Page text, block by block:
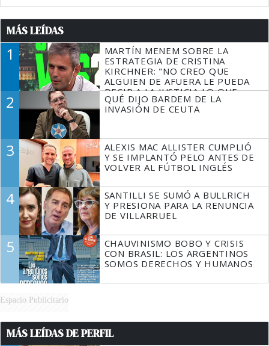
MÁS LEÍDAS
1
MARTÍN MENEM SOBRE LA
ESTRATEGIA DE CRISTINA
KIRCHNER: "NO CREO QUE
ALGUIEN DE AFUERA LE PUEDA
DECIR A LA JUSTICIA LO QUE
TIENE QUE HACER"
2
QUÉ DIJO BARDEM DE LA
INVASIÓN DE CEUTA
3
ALEXIS MAC ALLISTER CUMPLIÓ
Y SE IMPLANTÓ PELO ANTES DE
VOLVER AL FÚTBOL INGLÉS
4
SANTILLI SE SUMÓ A BULLRICH
Y PRESIONA PARA LA RENUNCIA
DE VILLARRUEL
5
CHAUVINISMO BOBO Y CRISIS
CON BRASIL: LOS ARGENTINOS
SOMOS DERECHOS Y HUMANOS
Espacio Publicitario
MÁS LEÍDAS DE PERFIL